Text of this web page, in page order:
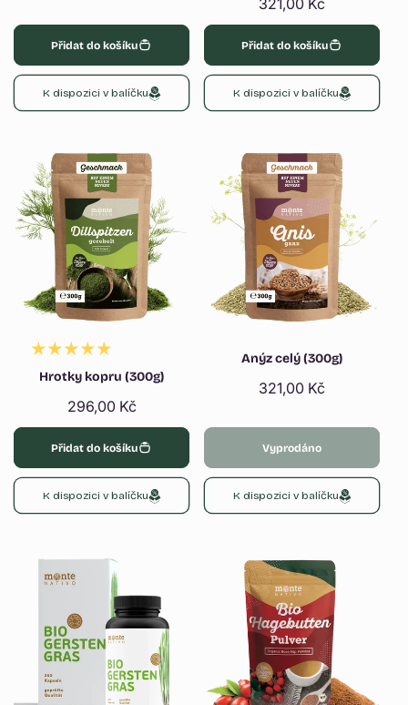
Přidat do košíku
K dispozici v balíčku
Běžná
cena
321,00 Kč
Přidat do košíku
K dispozici v balíčku
Hrotky kopru (300g)
Běžná
cena
296,00 Kč
Přidat do košíku
K dispozici v balíčku
Anýz celý (300g)
Běžná
321,00 Kč
Vyprodáno
K dispozici v balíčku